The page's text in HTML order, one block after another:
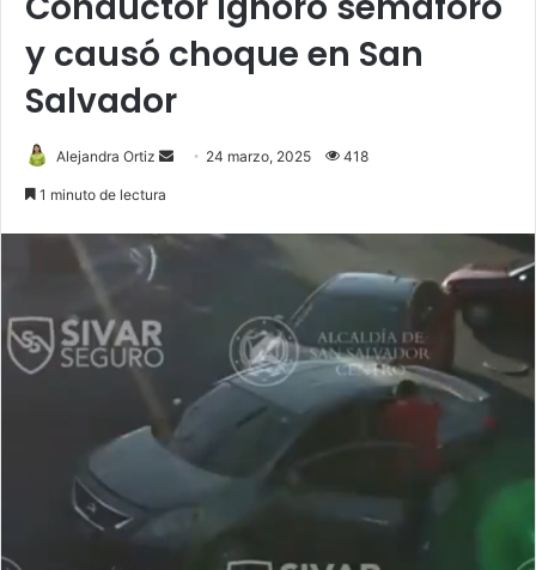
y causó choque en San
Salvador
Alejandra Ortiz
Send 24 marzo, 2025 418
1 minuto de lectura